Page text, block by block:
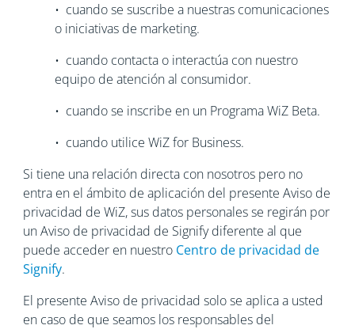
• cuando se suscribe a nuestras comunicaciones
o iniciativas de marketing.
• cuando contacta o interactúa con nuestro
equipo de atención al consumidor.
• cuando se inscribe en un Programa WiZ Beta.
• cuando utilice WiZ for Business.
Si tiene una relación directa con nosotros pero no
entra en el ámbito de aplicación del presente Aviso de
privacidad de WiZ, sus datos personales se regirán por
un Aviso de privacidad de Signify diferente al que
puede acceder en nuestro Centro de privacidad de
Signify.
El presente Aviso de privacidad solo se aplica a usted
en caso de que seamos los responsables del